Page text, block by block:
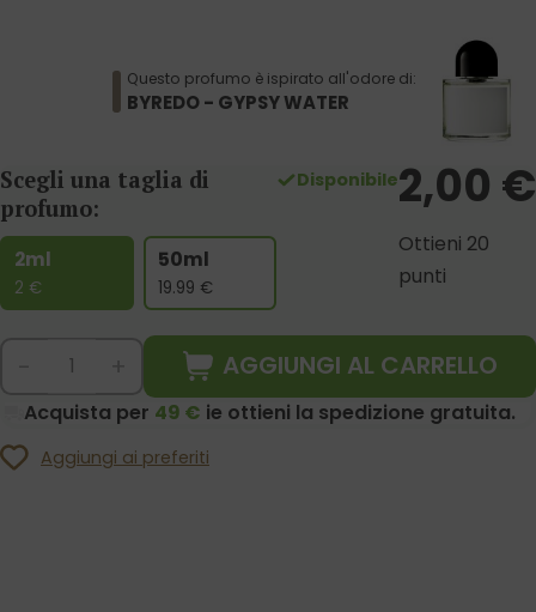
Questo profumo è ispirato all'odore di:
BYREDO - GYPSY WATER
Scegli una taglia di
profumo:
2ml
2 €
50ml
19.99 €
Disponibile2,00 €
Ottieni 20
punti
AGGIUNGI AL CARRELLO
Acquista per 49 € ie ottieni la spedizione gratuita.
Aggiungi ai preferiti